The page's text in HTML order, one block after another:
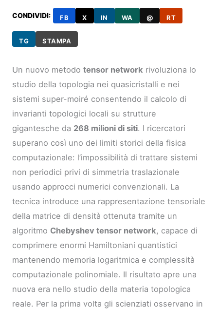
CONDIVIDI: FB X IN WA @ RT
TG STAMPA
Un nuovo metodotensor network rivoluziona lo
studio della topologia nei quasicristalli e nei
sistemi super-moiré consentendo il calcolo di
invarianti topologici locali su strutture
gigantesche da 268 milioni di siti. I ricercatori
superano così uno dei limiti storici della fisica
computazionale: l’impossibilità di trattare sistemi
non periodici privi di simmetria traslazionale
usando approcci numerici convenzionali. La
tecnica introduce una rappresentazione tensoriale
della matrice di densità ottenuta tramite un
algoritmo Chebyshev tensor network, capace di
comprimere enormi Hamiltoniani quantistici
mantenendo memoria logaritmica e complessità
computazionale polinomiale. Il risultato apre una
nuova era nello studio della materia topologica
reale. Per la prima volta gli scienziati osservano in